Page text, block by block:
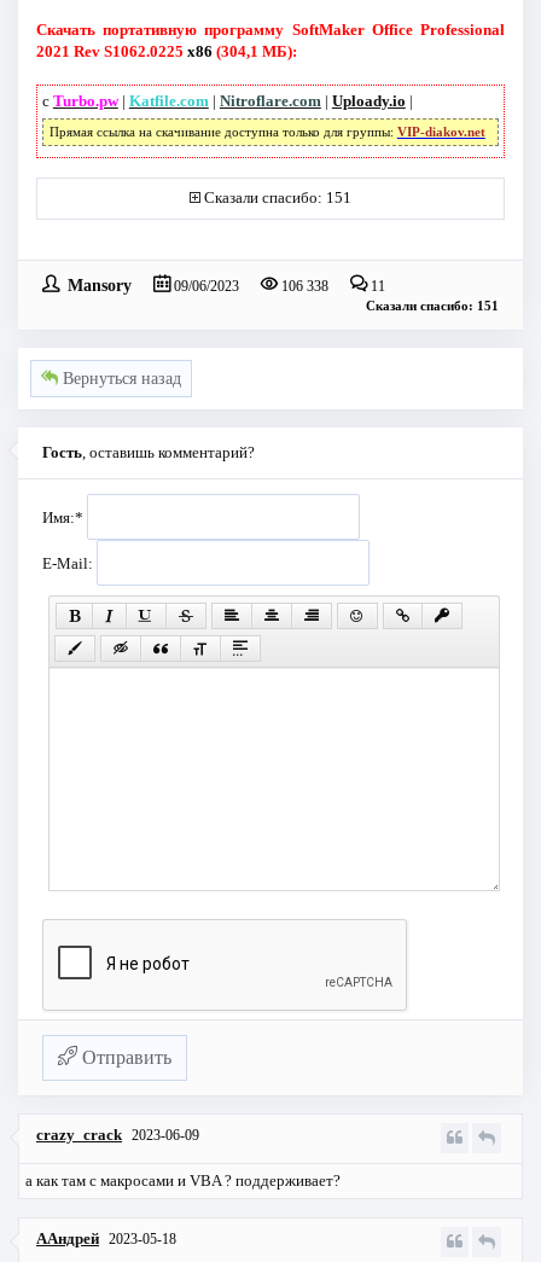
Скачать портативную программу SoftMaker Office Professional
2021 Rev S1062.0225 x86 (304,1 МБ):
с Turbo.pw| Katfile.com | Nitroflare.com | Uploady.io |
Прямая ссылка на скачивание доступна только для группы: VIP-diakov.net
Сказали спасибо: 151
Mansory 09/06/2023 106 338 11
Сказали спасибо: 151
Вернуться назад
Гость , оставишь комментарий?
Имя:*
E-Mail:
Отправить
crazy_crack 2023-06-09
а как там с макросами и VBA ? поддерживает?
ААндрей 2023-05-18